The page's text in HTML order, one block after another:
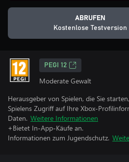
ABRUFEN
Kostenlose Testversion
PEGI 12
Moderate Gewalt
Herausgeber von Spielen, die Sie
Spielens Zugriff auf Ihre Xbox-
Daten. Weitere Informationen
+Bietet In-App-Käufe an.
Informationen zum Jugendschutz.